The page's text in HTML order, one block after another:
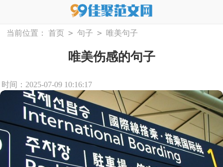
当前位置： 首页 > 句子 > 唯美句子
唯美伤感的句子
时间：2025-07-09 10:16:17